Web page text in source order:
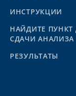
ИНСТРУКЦИИ
НАЙДИТЕ ПУНКТ
СДАЧИ АНАЛИЗА
PЕЗУЛЬТАТЫ